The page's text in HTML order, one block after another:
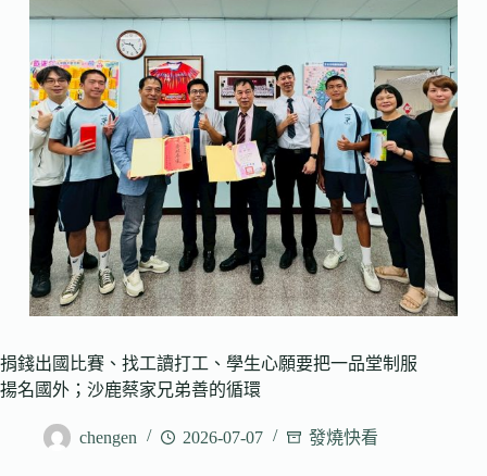
捐錢出國比賽、找工讀打工、學生心願要把一品堂制服
揚名國外；沙鹿蔡家兄弟善的循環
chengen 2026-07-07 發燒快看